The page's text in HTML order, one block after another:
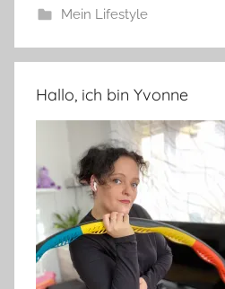
Mein Lifestyle
Hallo, ich bin Yvonne